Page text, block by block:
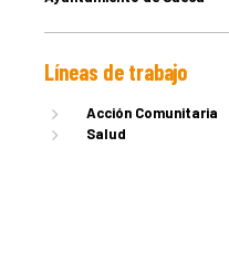
Líneas de trabajo
Acción Comunitaria
Salud